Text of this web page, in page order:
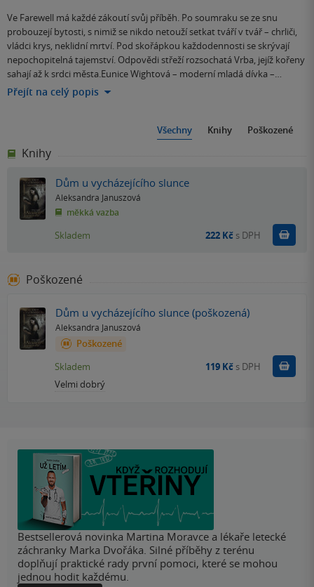
Ve Farewell má každé zákoutí svůj příběh. Po soumraku se ze snu
probouzejí bytosti, s nimiž se nikdo netouží setkat tváří v tvář – chrliči,
vládci krys, neklidní mrtví. Pod skořápkou každodennosti se skrývají
nepochopitelná tajemství. Odpovědi střeží rozsochatá Vrba, jejíž kořeny
sahají až k srdci města.Eunice Wightová – moderní mladá dívka –…
Přejít na celý popis
Všechny Knihy Poškozené
Knihy
Dům u vycházejícího slunce
Aleksandra Januszová
měkká vazba
Skladem 222 Kč s DPH
Poškozené
Dům u vycházejícího slunce (poškozená)
Aleksandra Januszová
Poškozené
Velmi dobrý
Skladem 119 Kč s DPH
Bestsellerová novinka Martina Moravce a lékaře letecké
záchranky Marka Dvořáka. Silné příběhy z terénu
doplňují praktické rady první pomoci, které se mohou
jednou hodit každému.